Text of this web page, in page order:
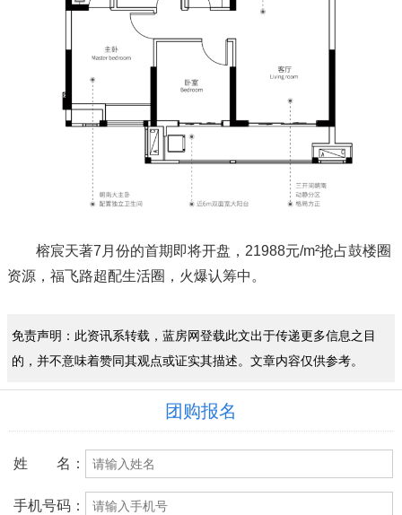
榕宸天著7月份的首期即将开盘，21988元/m²抢占鼓楼圈
资源，福飞路超配生活圈，火爆认筹中。
免责声明：此资讯系转载，蓝房网登载此文出于传递更多信息之目
的，并不意味着赞同其观点或证实其描述。文章内容仅供参考。
团购报名
姓 名：
手机号码：